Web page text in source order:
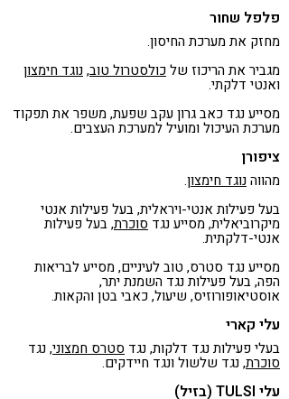
פלפל שחור
מחזק את מערכת החיסון.
מגביר את הריכוז שלכולסטרול טוב,נוגד חימצון
ואנטי דלקתי.
מסייע נגד כאב גרון עקב שפעת, משפר את תפקוד
מערכת העיכול ומועיל למערכת העצבים.
ציפורן
מהווהנוגד חימצון.
בעל פעילות אנטי-ויראלית, בעל פעילות אנטי
מיקרוביאלית, מסייע נגד סוכרת, בעל פעילות
אנטי-דלקתית.
מסייע נגד סטרס, טוב לעיניים, מסייע לבריאות
הפה, בעל פעילות נגד השמנת יתר,
אוסטיאופורוזיס, שיעול, כאבי בטן והקאות.
עלי קארי
בעלי פעילות נגד דלקות, נגד סטרס חמצוני, נגד
סוכרת, נגד שלשול ונגד חיידקים.
עלי TULSI (בזיל)